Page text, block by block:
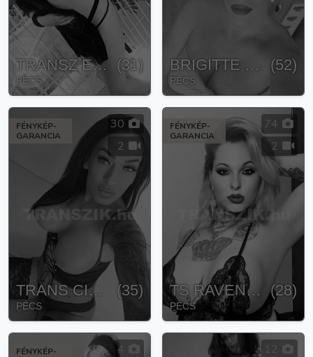
TRANSZ ERA (31)
PÉCS
BRIGITTE TRANSZSZEXUÁLIS (52)
PÉCS
FÉNYKÉP-
GARANCIA
30
2
TRANS CIARA (35)
PÉCS
FÉNYKÉP-
GARANCIA
74
2
TS RAVENNA (28)
PÉCS
FÉNYKÉP-
4